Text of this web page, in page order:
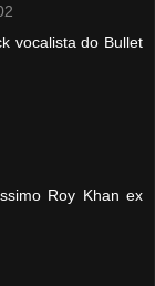
vocalista do Bullet
Roy Khan ex